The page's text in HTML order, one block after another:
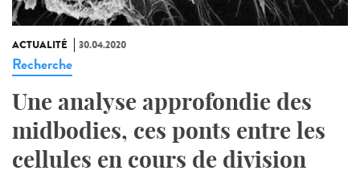
ACTUALITÉ 30.04.2020
Recherche
Une analyse approfondie des
midbodies, ces ponts entre les
cellules en cours de division